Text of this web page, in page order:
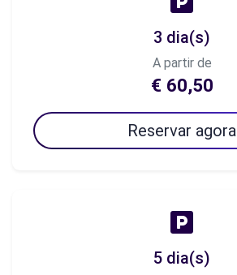
3 dia(s)
A partir de
€ 60,50
Reservar agora
5 dia(s)